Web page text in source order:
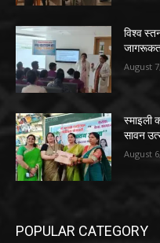
विश्व
August
स्माइली
सावन
August
POPULAR CATEGORY